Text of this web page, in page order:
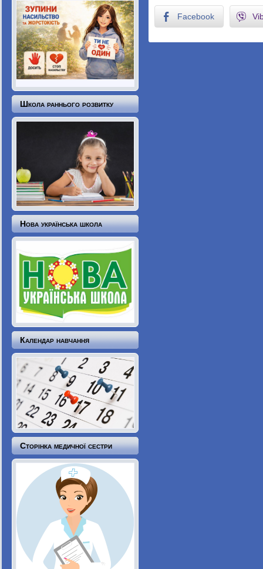
Школа раннього розвитку
Нова українська школа
Календар навчання
Сторінка медичної сестри
Facebook